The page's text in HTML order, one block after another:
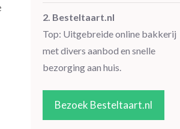
2. Besteltaart.nl
Top: Uitgebreide online bakkerij
met divers aanbod en snelle
bezorging aan huis.
Bezoek Besteltaart.nl